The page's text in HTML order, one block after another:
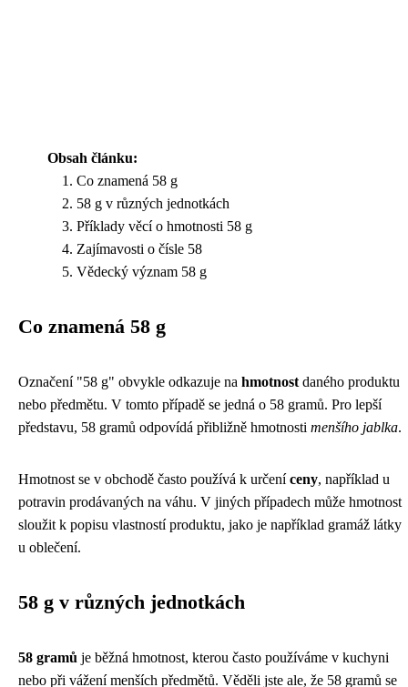
Obsah článku:
Co znamená 58 g
58 g v různých jednotkách
Příklady věcí o hmotnosti 58 g
Zajímavosti o čísle 58
Vědecký význam 58 g
Co znamená 58 g
Označení "58 g" obvykle odkazuje na hmotnost daného produktu
nebo předmětu. V tomto případě se jedná o 58 gramů. Pro lepší
představu, 58 gramů odpovídá přibližně hmotnosti menšího jablka.
Hmotnost se v obchodě často používá k určeníceny, například u
potravin prodávaných na váhu. V jiných případech může hmotnost
sloužit k popisu vlastností produktu, jako je například gramáž látky
u oblečení.
58 g v různých jednotkách
58 gramů je běžná hmotnost, kterou často používáme v kuchyni
nebo při vážení menších předmětů. Věděli jste ale, že 58 gramů se